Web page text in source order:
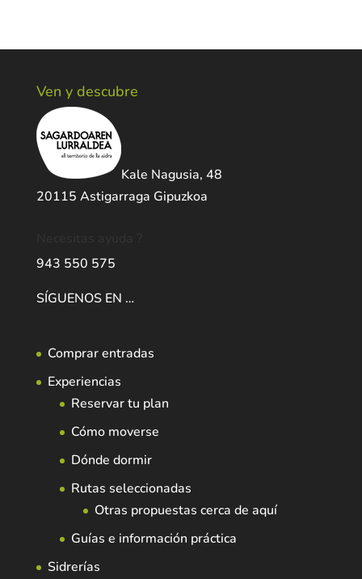
Ven y descubre
Kale Nagusia, 48
20115 Astigarraga Gipuzkoa
943 550 575
SÍGUENOS EN …
Comprar entradas
Experiencias
Reservar tu plan
Cómo moverse
Dónde dormir
Rutas seleccionadas
Otras propuestas cerca de aquí
Guías e información práctica
Sidrerías